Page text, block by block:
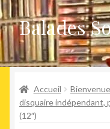
Aller
à
la
navigation
Aller
au
contenu
Balades
Boutique
Nouveaux arrivages
Précommandes
Accueil
disquaire indépendant,
(12″)